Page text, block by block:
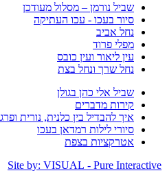
שביל נורמן – מסלול מעודכן
סיור בעכו - עכו העתיקה
נחל אביב
מפלי פרוד
עין ליאור ועין כובס
נחל שרך ונחל בצת
שביל אלי כהן בגולן
קירות מדברים
איך להבדיל בין כלנית, נורית ופרג?
סיורי לילות רמדאן בעכו
אטרקציות בצפת
Site by: VISUAL - Pure Interactive